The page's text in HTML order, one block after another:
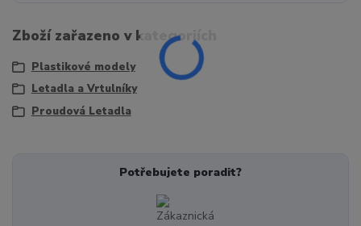
Zboží zařazeno v kategoriích
Plastikové modely
Letadla a Vrtulníky
Proudová Letadla
Potřebujete poradit?